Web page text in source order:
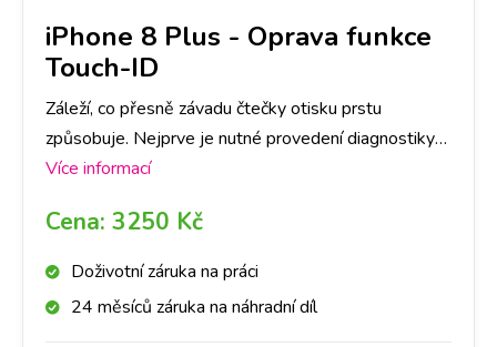
iPhone 8 Plus - Oprava funkce
Touch-ID
Záleží, co přesně závadu čtečky otisku prstu
způsobuje. Nejprve je nutné provedení diagnostiky
Vašeho iPhone 8 Plus , abychom dokázali určit, co
provedení, se s Vámi spojíme a domluvíme se na
dalším postupu a ceně opravy.
Více informací
Cena: 3250 Kč
Doživotní záruka na práci
24 měsíců záruka na náhradní díl